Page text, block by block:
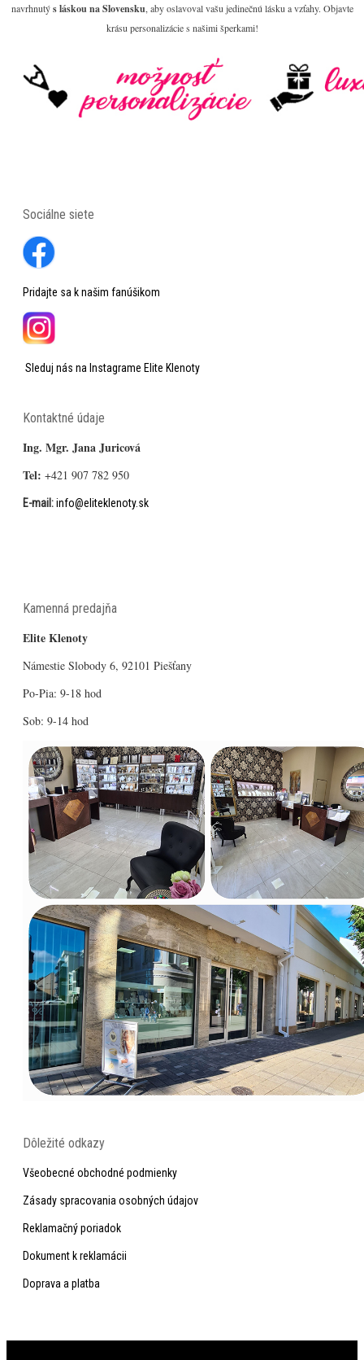
navrhnutýs láskou na Slovensku, aby oslavoval vašu jedinečnú lásku a vzťahy. Objavte
krásu personalizácie s našimi šperkami!
Sociálne siete
Pridajte sa k našim fanúšikom
Sleduj nás na Instagrame Elite Klenoty
Kontaktné údaje
Ing. Mgr. Jana Juricová
Tel: +421 907 782 950
E-mail:info@eliteklenoty.sk
Kamenná predajňa
Elite Klenoty
Námestie Slobody 6, 92101 Piešťany
Po-Pia: 9-18 hod
Sob: 9-14 hod
Dôležité odkazy
Všeobecné obchodné podmienky
Zásady spracovania osobných údajov
Reklamačný poriadok
Dokument k reklamácii
Doprava a platba